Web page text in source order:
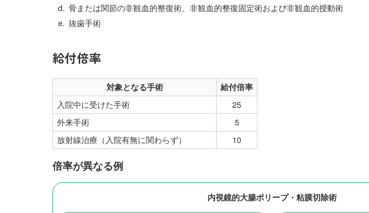
CMギャラリー​
動画一覧​
骨または関節の非観血的整復術、非観血的整復固定術および非観血的授動術
抜歯手術
給付倍率
対象となる手術
給付倍率
入院中に受けた手術
25
外来手術
5
放射線治療（入院有無に関わらず）
10
倍率が異なる例
内視鏡的大腸ポリープ・粘膜切除術